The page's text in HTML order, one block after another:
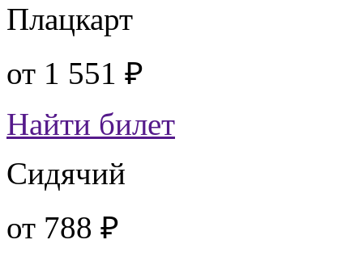
Плацкарт
от 1 551 ₽
Найти билет
Сидячий
от 788 ₽